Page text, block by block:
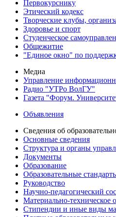
Первокурснику
Этический кодекс
Творческие клубы,
Здоровье и спорт
Студенческое
Общежитие
"Единое окно" по
Медиа
Управление
Радио "УТРо ВолГУ"
Газета "Форум.
Объявления
Сведения об
Основные сведения
Структура и органы
Документы
Образование
Образовательные
Руководство
Научно-педагогический
Материально-техническое
Стипендии и иные виды